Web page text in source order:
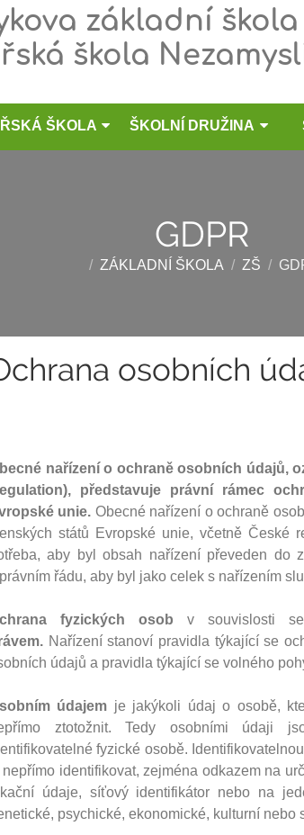
základní škola
škola
ŠKOLA ŠKOLNÍ DRUŽINA
GDPR
/ ZÁKLADNÍ ŠKOLA / ZŠ /
osobních
nařízení o ochraně osobních údajů,
představuje právní rámec
unie. Obecné nařízení o ochraně
států Evropské unie, včetně České
aby byl obsah nařízení převeden do
řádu, aby byl jako celek s nařízením
fyzických osob v souvislosti se
Nařízení stanoví pravidla týkající se
údajů a pravidla týkající se volného
údajem je jakýkoli údaj o osobě,
ztotožnit. Tedy osobními údaji
fyzické osobě.
nepřímo identifikovat, zejména odkazem na
údaje, síťový identifikátor nebo na
psychické, ekonomické, kulturní nebo